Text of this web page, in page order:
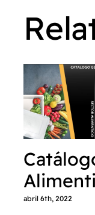
abril 6th, 2022